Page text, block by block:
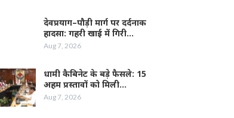
देवप्रयाग–पौड़ी मार्ग पर दर्दनाक
हादसा: गहरी खाई में गिरी…
Aug 7, 2026
धामी कैबिनेट के बड़े फैसले: 15
अहम प्रस्तावों को मिली…
Aug 7, 2026